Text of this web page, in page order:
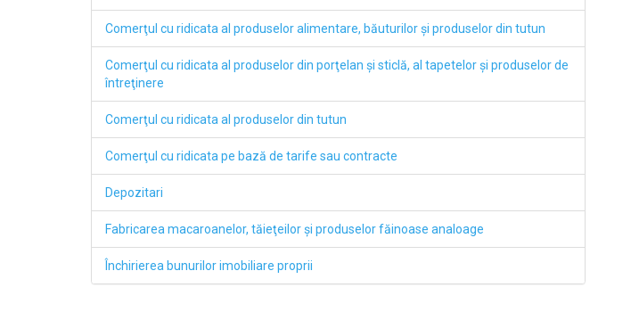
Comerţul cu ridicata al produselor alimentare, băuturilor şi produselor din tutun
Comerţul cu ridicata al produselor din porţelan şi sticlă, al tapetelor şi produselor de
întreţinere
Comerţul cu ridicata al produselor din tutun
Comerţul cu ridicata pe bază de tarife sau contracte
Depozitari
Fabricarea macaroanelor, tăieţeilor şi produselor făinoase analoage
Închirierea bunurilor imobiliare proprii